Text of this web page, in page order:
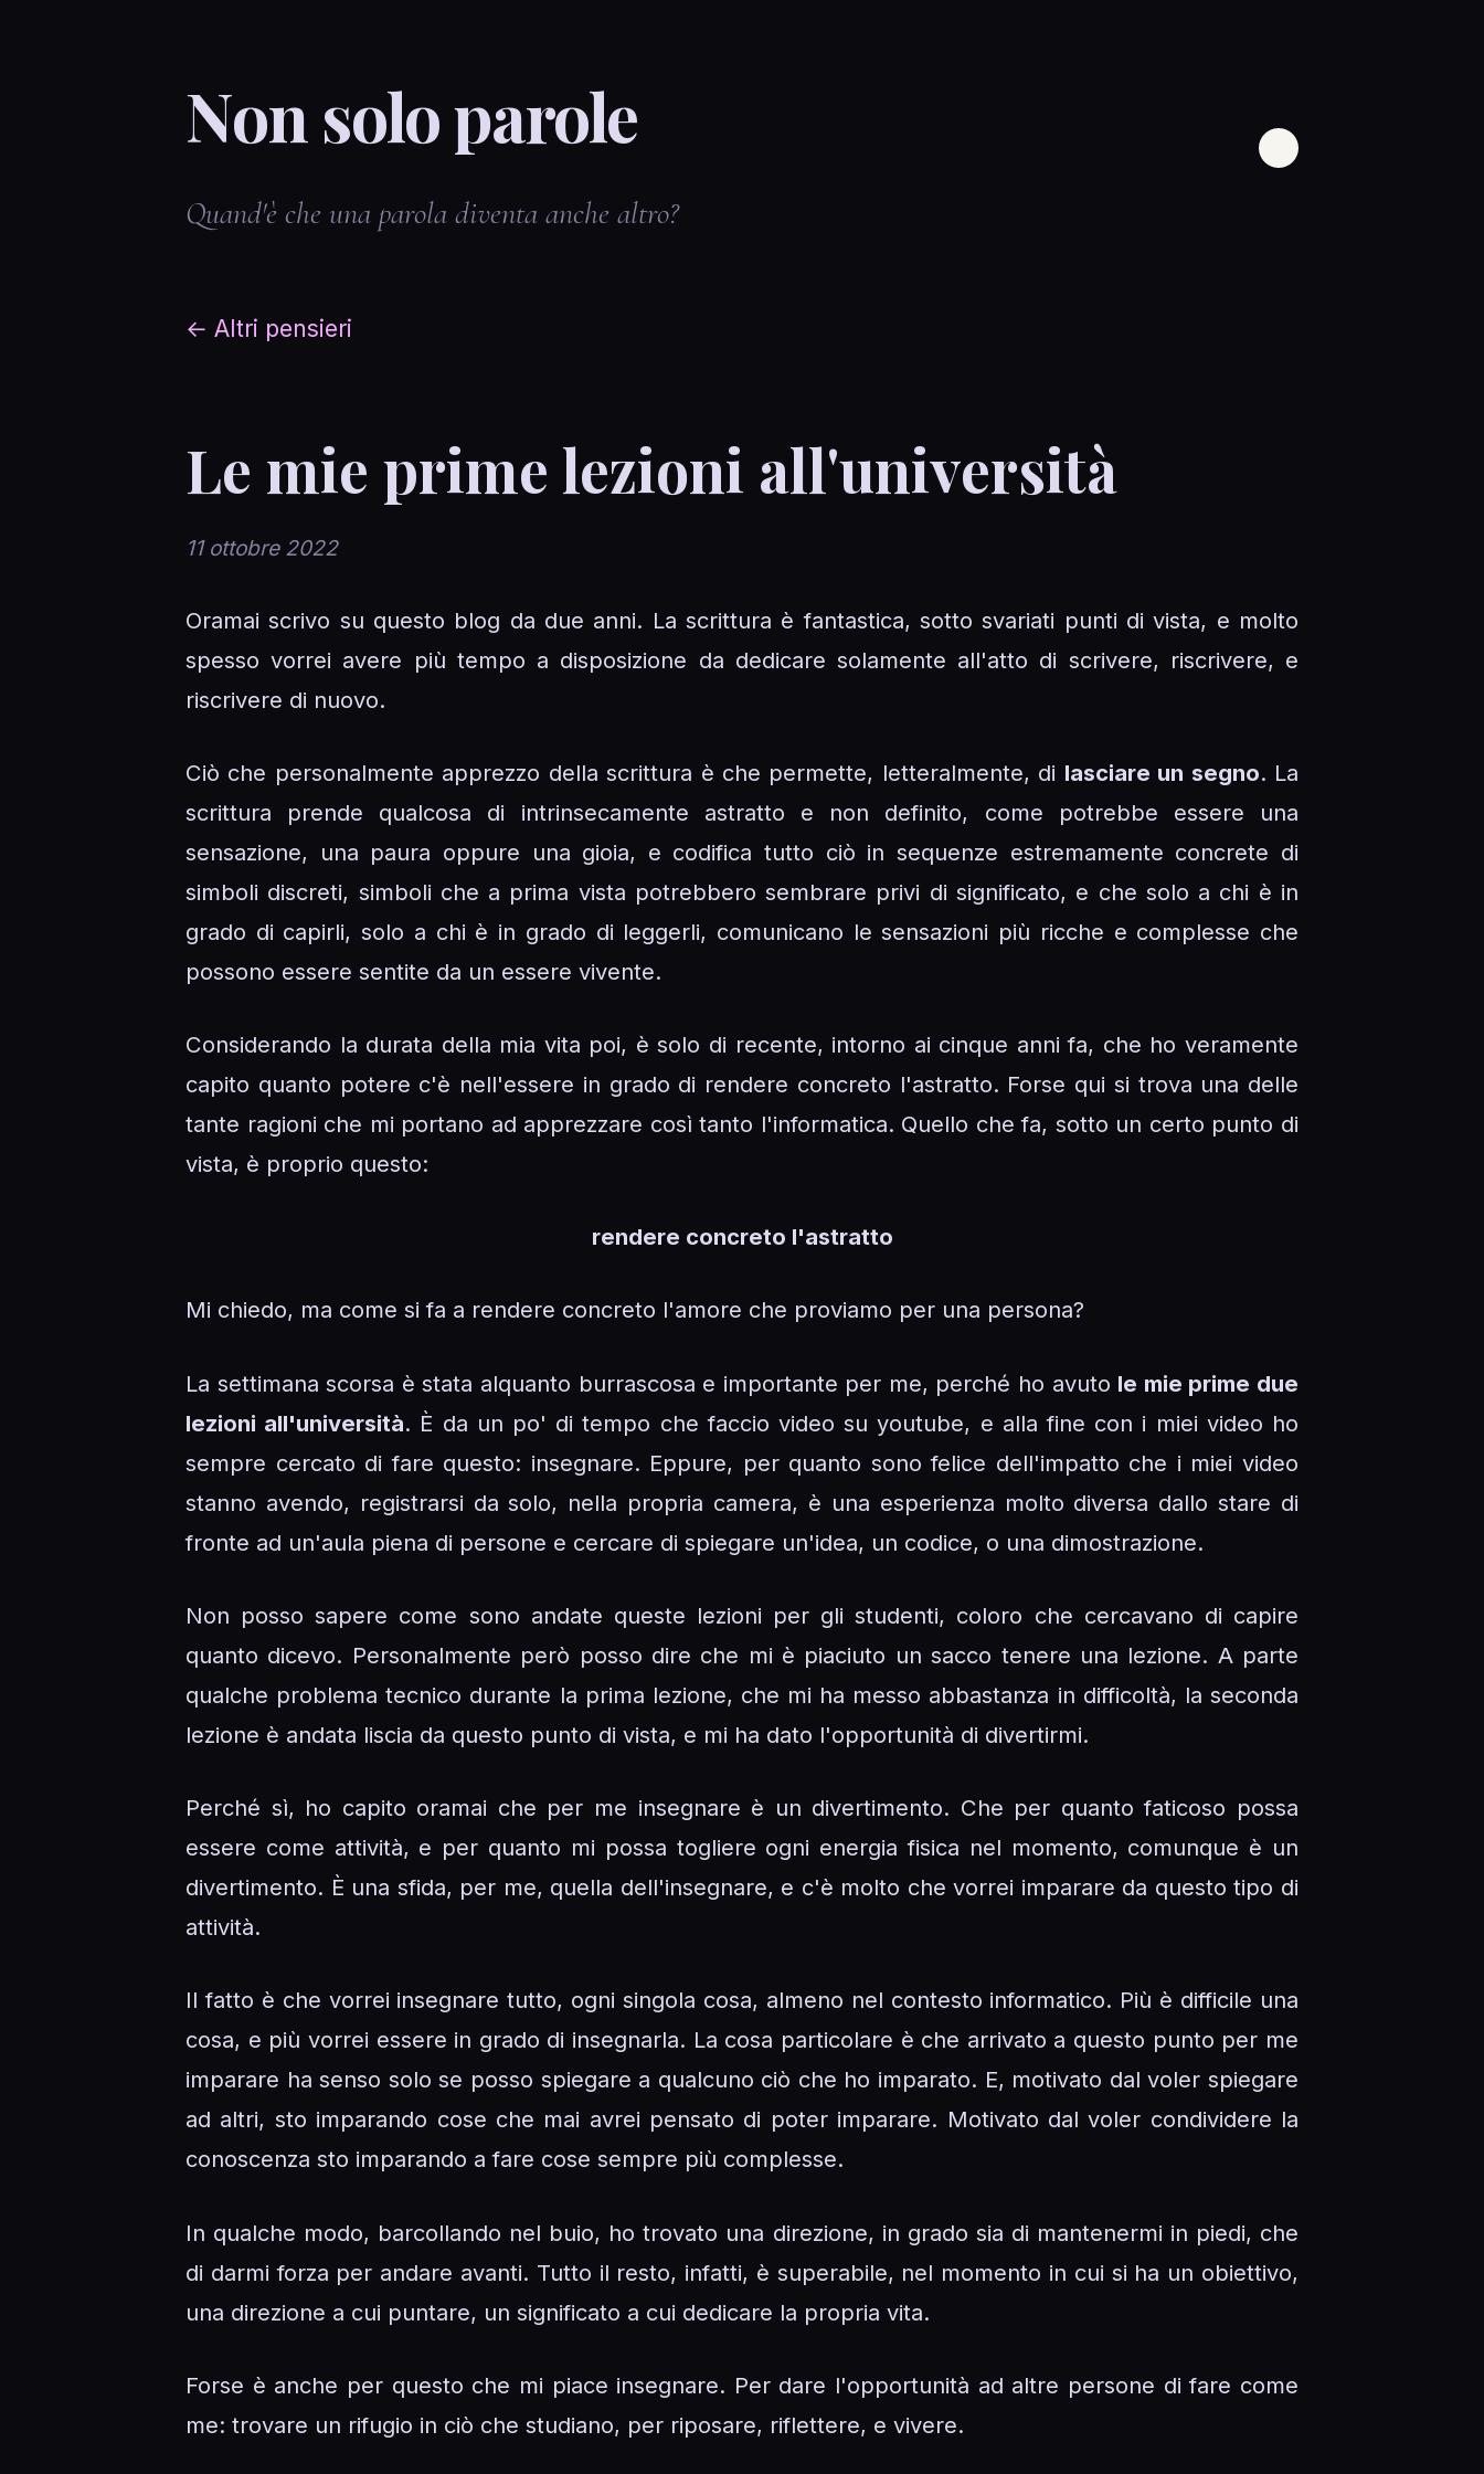
Non solo parole
Quand'è che una parola diventa anche altro?
← Altri pensieri
Le mie prime lezioni all'università
11 ottobre 2022
Oramai scrivo su questo blog da due anni. La scrittura è fantastica, sotto svariati punti di vista, e molto
spesso vorrei avere più tempo a disposizione da dedicare solamente all'atto di scrivere, riscrivere, e
riscrivere di nuovo.
Ciò che personalmente apprezzo della scrittura è che permette, letteralmente, di lasciare un segno. La
scrittura prende qualcosa di intrinsecamente astratto e non definito, come potrebbe essere una
sensazione, una paura oppure una gioia, e codifica tutto ciò in sequenze estremamente concrete di
simboli discreti, simboli che a prima vista potrebbero sembrare privi di significato, e che solo a chi è in
grado di capirli, solo a chi è in grado di leggerli, comunicano le sensazioni più ricche e complesse che
possono essere sentite da un essere vivente.
Considerando la durata della mia vita poi, è solo di recente, intorno ai cinque anni fa, che ho veramente
capito quanto potere c'è nell'essere in grado di rendere concreto l'astratto. Forse qui si trova una delle
tante ragioni che mi portano ad apprezzare così tanto l'informatica. Quello che fa, sotto un certo punto di
vista, è proprio questo:
rendere concreto l'astratto
Mi chiedo, ma come si fa a rendere concreto l'amore che proviamo per una persona?
La settimana scorsa è stata alquanto burrascosa e importante per me, perché ho avuto le mie prime due
lezioni all'università. È da un po' di tempo che faccio video su youtube, e alla fine con i miei video ho
sempre cercato di fare questo: insegnare. Eppure, per quanto sono felice dell'impatto che i miei video
stanno avendo, registrarsi da solo, nella propria camera, è una esperienza molto diversa dallo stare di
fronte ad un'aula piena di persone e cercare di spiegare un'idea, un codice, o una dimostrazione.
Non posso sapere come sono andate queste lezioni per gli studenti, coloro che cercavano di capire
quanto dicevo. Personalmente però posso dire che mi è piaciuto un sacco tenere una lezione. A parte
qualche problema tecnico durante la prima lezione, che mi ha messo abbastanza in difficoltà, la seconda
lezione è andata liscia da questo punto di vista, e mi ha dato l'opportunità di divertirmi.
Perché sì, ho capito oramai che per me insegnare è un divertimento. Che per quanto faticoso possa
essere come attività, e per quanto mi possa togliere ogni energia fisica nel momento, comunque è un
divertimento. È una sfida, per me, quella dell'insegnare, e c'è molto che vorrei imparare da questo tipo di
attività.
Il fatto è che vorrei insegnare tutto, ogni singola cosa, almeno nel contesto informatico. Più è difficile una
cosa, e più vorrei essere in grado di insegnarla. La cosa particolare è che arrivato a questo punto per me
imparare ha senso solo se posso spiegare a qualcuno ciò che ho imparato. E, motivato dal voler spiegare
ad altri, sto imparando cose che mai avrei pensato di poter imparare. Motivato dal voler condividere la
conoscenza sto imparando a fare cose sempre più complesse.
In qualche modo, barcollando nel buio, ho trovato una direzione, in grado sia di mantenermi in piedi, che
di darmi forza per andare avanti. Tutto il resto, infatti, è superabile, nel momento in cui si ha un obiettivo,
una direzione a cui puntare, un significato a cui dedicare la propria vita.
Forse è anche per questo che mi piace insegnare. Per dare l'opportunità ad altre persone di fare come
me: trovare un rifugio in ciò che studiano, per riposare, riflettere, e vivere.